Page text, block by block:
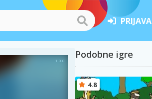
PRIJAVA
Podobne igre
4.8